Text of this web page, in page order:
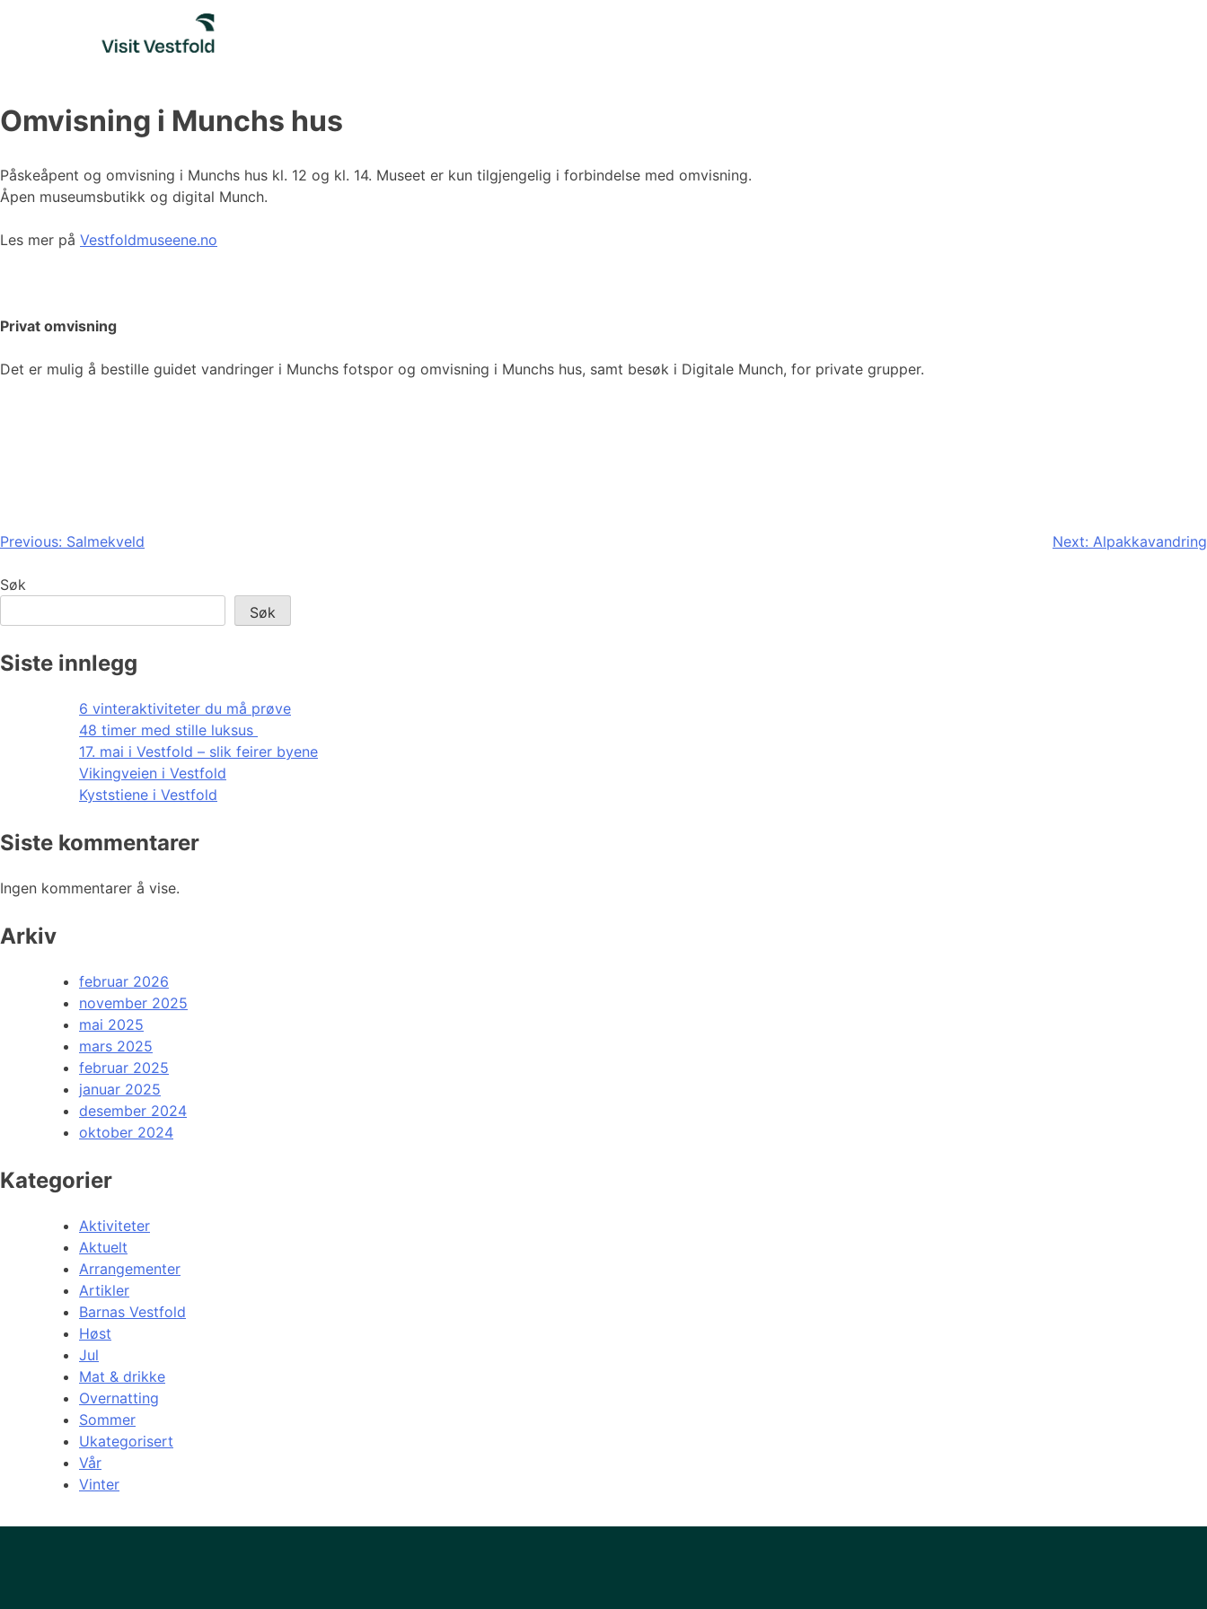
Omvisning i Munchs hus
Påskeåpent og omvisning i Munchs hus kl. 12 og kl. 14. Museet er kun tilgjengelig i forbindelse med omvisning.
Åpen museumsbutikk og digital Munch.
Les mer på Vestfoldmuseene.no
Privat omvisning
Det er mulig å bestille guidet vandringer i Munchs fotspor og omvisning i Munchs hus, samt besøk i Digitale Munch, for private grupper.
Innleggsnavigasjon
Previous: Salmekveld Next: Alpakkavandring
Søk
Søk
Siste innlegg
6 vinteraktiviteter du må prøve
48 timer med stille luksus
17. mai i Vestfold – slik feirer byene
Vikingveien i Vestfold
Kyststiene i Vestfold
Siste kommentarer
Ingen kommentarer å vise.
Arkiv
februar 2026
november 2025
mai 2025
mars 2025
februar 2025
januar 2025
desember 2024
oktober 2024
Kategorier
Aktiviteter
Aktuelt
Arrangementer
Artikler
Barnas Vestfold
Høst
Jul
Mat & drikke
Overnatting
Sommer
Ukategorisert
Vår
Vinter